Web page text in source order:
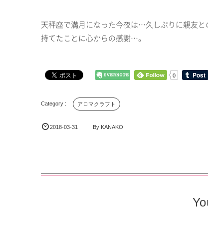
天秤座で満月になった今夜は…久しぶりに親友
持てたことに心からの感謝…。
0
アロマクラフト
2018-03-31 By KANAKO